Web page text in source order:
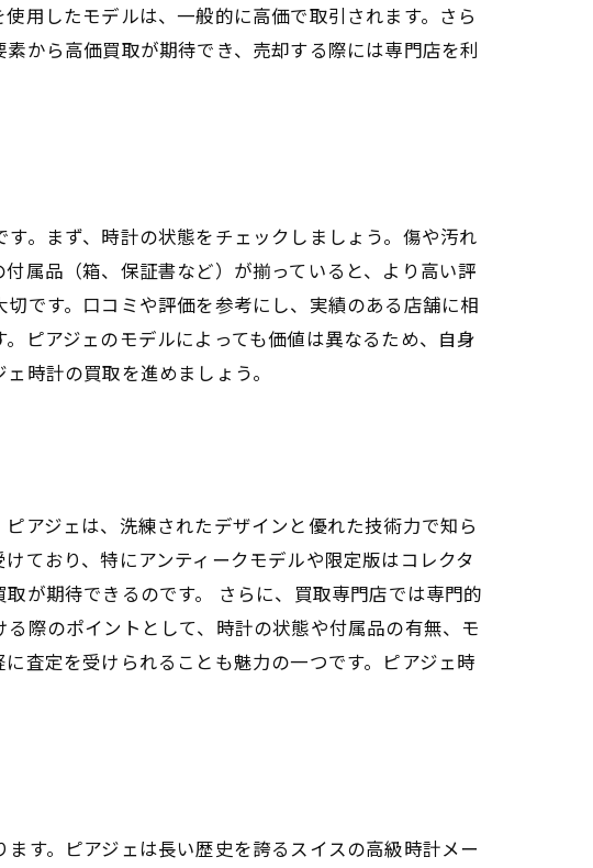
用したモデルは、一般的に高価で取引されます。さら
から高価買取が期待でき、売却する際には専門店を利
。まず、時計の状態をチェックしましょう。傷や汚れ
属品（箱、保証書など）が揃っていると、より高い評
です。口コミや評価を参考にし、実績のある店舗に相
ピアジェのモデルによっても価値は異なるため、自身
時計の買取を進めましょう。
アジェは、洗練されたデザインと優れた技術力で知ら
ており、特にアンティークモデルや限定版はコレクタ
が期待できるのです。 さらに、買取専門店では専門的
際のポイントとして、時計の状態や付属品の有無、モ
査定を受けられることも魅力の一つです。ピアジェ時
す。ピアジェは長い歴史を誇るスイスの高級時計メー